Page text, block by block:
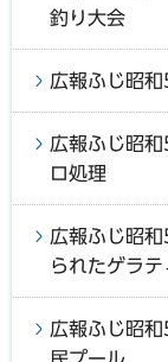
釣り大会
広報ふじ昭
広報ふじ昭
ロ処理
広報ふじ昭
られたゲラ
広報ふじ昭